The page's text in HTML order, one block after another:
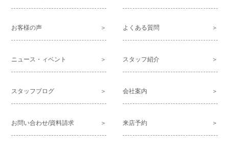
お客様の声 よくある質問
ニュース・ィベント スタッフ紹介
スタッフブログ 会社案内
お問い合わせ/資料請求 来店予約